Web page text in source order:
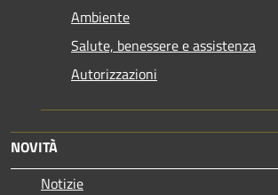
Ambiente
Salute, benessere e assistenza
Autorizzazioni
NOVITÀ
Notizie